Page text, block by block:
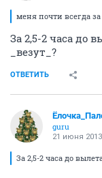
меня почти всегда
За 2,5-2 часа до
_везут_?
ОТВЕТИТЬ
guru
21 июня 2013
За 2,5-2 часа до